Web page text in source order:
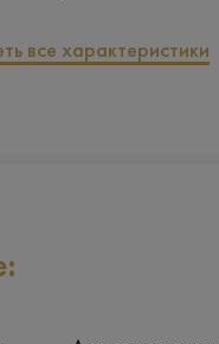
все характеристики